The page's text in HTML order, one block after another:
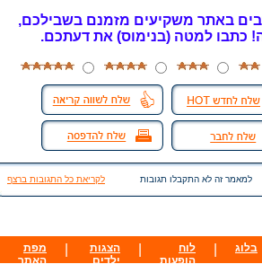
באתר משקיעים מזמנם בשבילכם,
כתבו למטה (בנימוס) את דעתכם.
למאמר זה לא התקבלו תגובות לקריאת כל התגובות ברצף
בלוג
לוח
הופעות
הצגות
ילדים
מפת
האתר